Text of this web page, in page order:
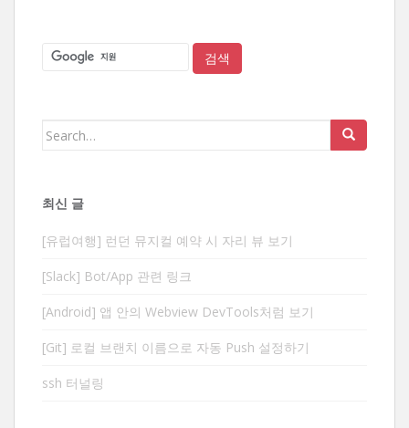
Search
최신 글
[유럽여행] 런던 뮤지컬 예약 시 자리 뷰 보기
[Slack] Bot/App 관련 링크
[Android] 앱 안의 Webview DevTools처럼 보기
[Git] 로컬 브랜치 이름으로 자동 Push 설정하기
ssh 터널링